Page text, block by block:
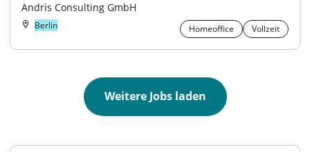
Andris Consulting GmbH
Berlin Homeoffice Vollzeit
Weitere Jobs laden